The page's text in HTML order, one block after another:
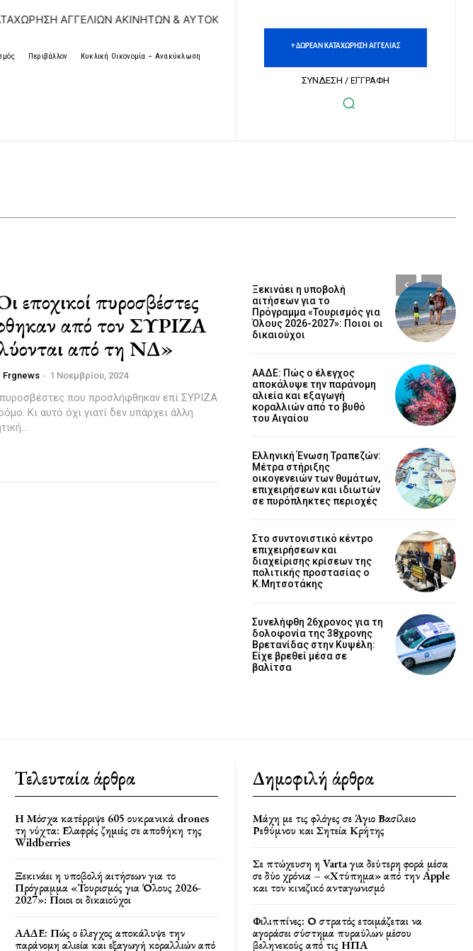
ΑΓΓΕΛΙΩΝ ΑΚΙΝΗΤΩΝ & ΑΥΤΟΚΙΝΗΤΩΝ | ΔΩΡΕΑΝ ΚΑΤΑΧΩΡΗΣΗ ΑΓΓΕΛΙΩΝ
Περιβάλλον Κυκλική Οικονομία – Ανακύκλωση
+ ΔΩΡΕΑΝ ΚΑΤΑΧΩΡΗΣΗ ΑΓΓΕΛΙΑΣ
ΣΥΝΔΕΣΗ / ΕΓΓΡΑΦΗ
πυροσβέστες
από τον ΣΥΡΙΖΑ
από τη ΝΔ»
Frgnews - 1 Νοεμβρίου, 2024
πυροσβέστες που προσλήφθηκαν επί ΣΥΡΙΖΑ
Κι αυτό όχι γιατί δεν υπάρχει άλλη
Ξεκινάει η υποβολή
αιτήσεων για το
Πρόγραμμα «Τουρισμός για
Όλους 2026-2027»: Ποιοι οι
δικαιούχοι
ΑΑΔΕ: Πώς ο έλεγχος
αποκάλυψε την παράνομη
αλιεία και εξαγωγή
κοραλλιών από το βυθό
του Αιγαίου
Ελληνική Ένωση Τραπεζών:
Μέτρα στήριξης
οικογενειών των θυμάτων,
επιχειρήσεων και ιδιωτών
σε πυρόπληκτες περιοχές
Στο συντονιστικό κέντρο
επιχειρήσεων και
διαχείρισης κρίσεων της
πολιτικής προστασίας ο
Κ.Μητσοτάκης
Συνελήφθη 26χρονος για τη
δολοφονία της 38χρονης
Βρετανίδας στην Κυψέλη:
Είχε βρεθεί μέσα σε
βαλίτσα
Τελευταία άρθρα
Η Μόσχα κατέρριψε 605 ουκρανικά drones
τη νύχτα: Ελαφρές ζημιές σε αποθήκη της
Wildberries
Ξεκινάει η υποβολή αιτήσεων για το
Πρόγραμμα «Τουρισμός για Όλους 2026-
2027»: Ποιοι οι δικαιούχοι
ΑΑΔΕ: Πώς ο έλεγχος αποκάλυψε την
παράνομη αλιεία και εξαγωγή κοραλλιών από
Δημοφιλή άρθρα
Μάχη με τις φλόγες σε Άγιο Βασίλειο
Ρεθύμνου και Σητεία Κρήτης
Σε πτώχευση η Varta για δεύτερη φορά μέσα
σε δύο χρόνια – «Χτύπημα» από την Apple
και τον κινεζικό ανταγωνισμό
Φιλιππίνες: Ο στρατός ετοιμάζεται να
αγοράσει σύστημα πυραύλων μέσου
βεληνεκούς από τις ΗΠΑ